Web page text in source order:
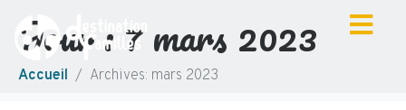
Jour : 7 mars 2023
Accueil Archives: mars 2023